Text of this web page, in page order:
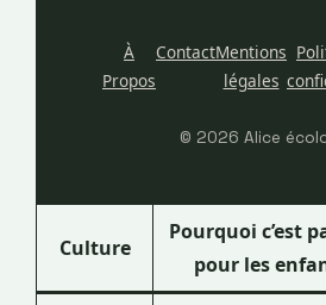
À
Propos
ContactMentions
légales
© 2026 Alice
Culture
Pourquoi c’est
pour les